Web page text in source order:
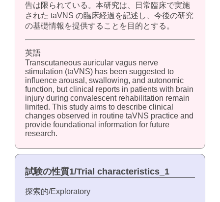
告は限られている。本研究は、日常臨床で実施
された taVNS の臨床経過を記述し、今後の研究
の基礎情報を提供することを目的とする。
英語
Transcutaneous auricular vagus nerve
stimulation (taVNS) has been suggested to
influence arousal, swallowing, and autonomic
function, but clinical reports in patients with brain
injury during convalescent rehabilitation remain
limited. This study aims to describe clinical
changes observed in routine taVNS practice and
provide foundational information for future
research.
試験の性質1/Trial characteristics_1
探索的/Exploratory